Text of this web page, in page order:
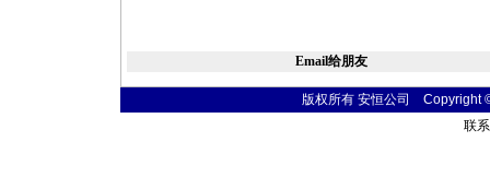
Email给朋友
版权所有 安恒公司 Copyright
联